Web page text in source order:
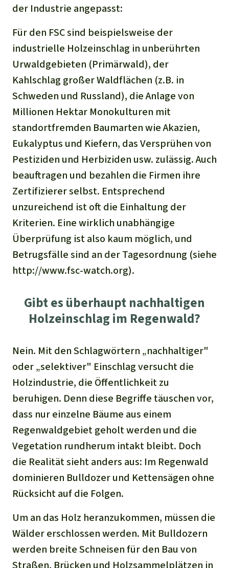
der Industrie angepasst:
Für den FSC sind beispielsweise der
industrielle Holzeinschlag in unberührten
Urwaldgebieten (Primärwald), der
Kahlschlag großer Waldflächen (z.B. in
Schweden und Russland), die Anlage von
Millionen Hektar Monokulturen mit
standortfremden Baumarten wie Akazien,
Eukalyptus und Kiefern, das Versprühen von
Pestiziden und Herbiziden usw. zulässig. Auch
beauftragen und bezahlen die Firmen ihre
Zertifizierer selbst. Entsprechend
unzureichend ist oft die Einhaltung der
Kriterien. Eine wirklich unabhängige
Überprüfung ist also kaum möglich, und
Betrugsfälle sind an der Tagesordnung (siehe
http://www.fsc-watch.org).
Gibt es überhaupt nachhaltigen
Holzeinschlag im Regenwald?
Nein. Mit den Schlagwörtern „nachhaltiger"
oder „selektiver" Einschlag versucht die
Holzindustrie, die Öffentlichkeit zu
beruhigen. Denn diese Begriffe täuschen vor,
dass nur einzelne Bäume aus einem
Regenwaldgebiet geholt werden und die
Vegetation rundherum intakt bleibt. Doch
die Realität sieht anders aus: Im Regenwald
dominieren Bulldozer und Kettensägen ohne
Rücksicht auf die Folgen.
Um an das Holz heranzukommen, müssen die
Wälder erschlossen werden. Mit Bulldozern
werden breite Schneisen für den Bau von
Straßen, Brücken und Holzsammelplätzen in